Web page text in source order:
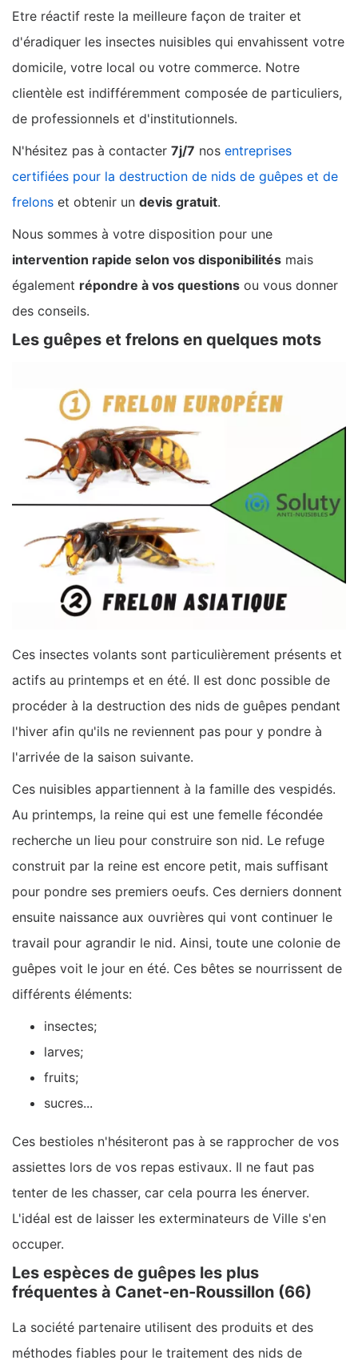
Etre réactif reste la meilleure façon de traiter et
d'éradiquer les insectes nuisibles qui envahissent votre
domicile, votre local ou votre commerce. Notre
clientèle est indifféremment composée de particuliers,
de professionnels et d'institutionnels.
N'hésitez pas à contacter 7j/7 nos entreprises
certifiées pour la destruction de nids de guêpes et de
frelons et obtenir un devis gratuit.
Nous sommes à votre disposition pour une
intervention rapide selon vos disponibilités mais
également répondre à vos questions ou vous donner
des conseils.
Les guêpes et frelons en quelques mots
Ces insectes volants sont particulièrement présents et
actifs au printemps et en été. Il est donc possible de
procéder à la destruction des nids de guêpes pendant
l'hiver afin qu'ils ne reviennent pas pour y pondre à
l'arrivée de la saison suivante.
Ces nuisibles appartiennent à la famille des vespidés.
Au printemps, la reine qui est une femelle fécondée
recherche un lieu pour construire son nid. Le refuge
construit par la reine est encore petit, mais suffisant
pour pondre ses premiers oeufs. Ces derniers donnent
ensuite naissance aux ouvrières qui vont continuer le
travail pour agrandir le nid. Ainsi, toute une colonie de
guêpes voit le jour en été. Ces bêtes se nourrissent de
différents éléments:
insectes;
larves;
fruits;
sucres...
Ces bestioles n'hésiteront pas à se rapprocher de vos
assiettes lors de vos repas estivaux. Il ne faut pas
tenter de les chasser, car cela pourra les énerver.
L'idéal est de laisser les exterminateurs de Ville s'en
occuper.
Les espèces de guêpes les plus
fréquentes à Canet-en-Roussillon (66)
La société partenaire utilisent des produits et des
méthodes fiables pour le traitement des nids de